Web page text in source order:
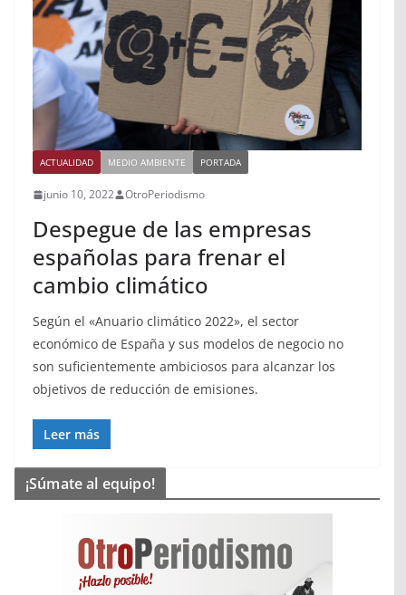
ACTUALIDAD MEDIO AMBIENTE PORTADA
junio 10, 2022 OtroPeriodismo
Despegue de las empresas
españolas para frenar el
cambio climático
Según el «Anuario climático 2022», el sector
económico de España y sus modelos de negocio no
son suficientemente ambiciosos para alcanzar los
objetivos de reducción de emisiones.
Leer más
¡Súmate al equipo!